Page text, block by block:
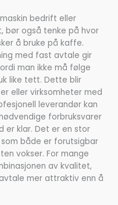
bedrift eller
bør også tenke på hvor
å bruke på kaffe.
med fast avtale gir
man ikke må følge
like tett. Dette blir
eller virksomheter med
leverandør kan
forbruksvarer
er klar. Det er en stor
både er forutsigbar
vokser. For mange
av kvalitet,
mer attraktiv enn å